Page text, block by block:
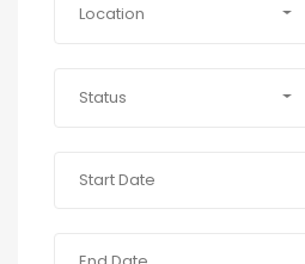
Location
Status